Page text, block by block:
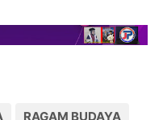
RAGAM BUDAYA